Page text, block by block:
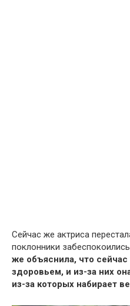
Сейчас же актриса
поклонники
же объяснила, что
здоровьем, и из-за них
из-за которых набирает